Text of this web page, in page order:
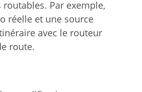
Par exemple,
réelle et une source
avec le routeur
route.